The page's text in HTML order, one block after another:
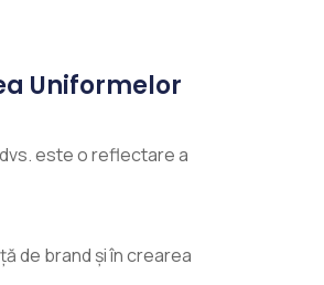
Uniformelor
este o reflectare a
de brand și în crearea